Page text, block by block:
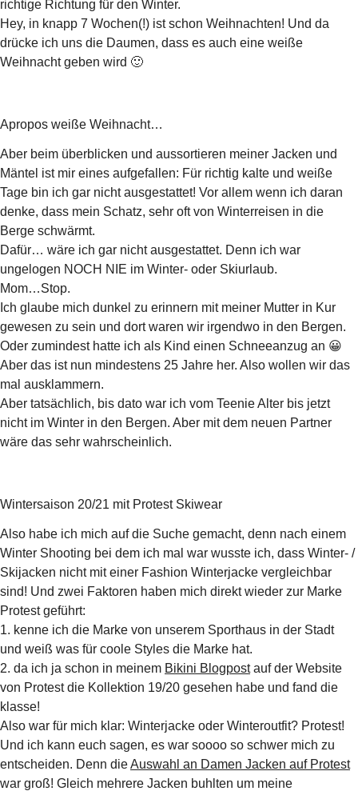
richtige Richtung für den Winter.
Hey, in knapp 7 Wochen(!) ist schon Weihnachten! Und da
drücke ich uns die Daumen, dass es auch eine weiße
Weihnacht geben wird 🙂
Apropos weiße Weihnacht…
Aber beim überblicken und aussortieren meiner Jacken und
Mäntel ist mir eines aufgefallen: Für richtig kalte und weiße
Tage bin ich gar nicht ausgestattet! Vor allem wenn ich daran
denke, dass mein Schatz, sehr oft von Winterreisen in die
Berge schwärmt.
Dafür… wäre ich gar nicht ausgestattet. Denn ich war
ungelogen NOCH NIE im Winter- oder Skiurlaub.
Mom…Stop.
Ich glaube mich dunkel zu erinnern mit meiner Mutter in Kur
gewesen zu sein und dort waren wir irgendwo in den Bergen.
Oder zumindest hatte ich als Kind einen Schneeanzug an 😀
Aber das ist nun mindestens 25 Jahre her. Also wollen wir das
mal ausklammern.
Aber tatsächlich, bis dato war ich vom Teenie Alter bis jetzt
nicht im Winter in den Bergen. Aber mit dem neuen Partner
wäre das sehr wahrscheinlich.
Wintersaison 20/21 mit Protest Skiwear
Also habe ich mich auf die Suche gemacht, denn nach einem
Winter Shooting bei dem ich mal war wusste ich, dass Winter- /
Skijacken nicht mit einer Fashion Winterjacke vergleichbar
sind! Und zwei Faktoren haben mich direkt wieder zur Marke
Protest geführt:
1. kenne ich die Marke von unserem Sporthaus in der Stadt
und weiß was für coole Styles die Marke hat.
2. da ich ja schon in meinem Bikini Blogpostauf der Website
von Protest die Kollektion 19/20 gesehen habe und fand die
klasse!
Also war für mich klar: Winterjacke oder Winteroutfit? Protest!
Und ich kann euch sagen, es war soooo so schwer mich zu
entscheiden. Denn dieAuswahl an Damen Jacken auf Protest
war groß! Gleich mehrere Jacken buhlten um meine